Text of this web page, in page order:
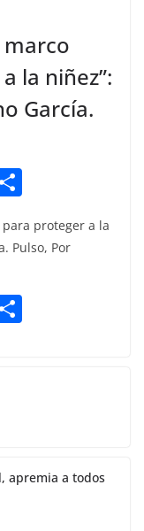
la niñez”:
García.
m
proteger a la
Pulso, Por
apremia a todos